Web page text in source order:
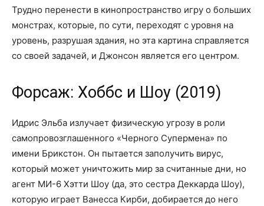
Трудно перенести в кинопространство игру о больших
монстрах, которые, по сути, переходят с уровня на
уровень, разрушая здания, но эта картина справляется
со своей задачей, и Джонсон является его центром.
Форсаж: Хоббс и Шоу (2019)
Идрис Эльба излучает физическую угрозу в роли
самопровозглашенного «Черного Супермена» по
имени Брикстон. Он пытается заполучить вирус,
который может уничтожить мир за считанные дни, но
агент МИ-6 Хэтти Шоу (да, это сестра Деккарда Шоу),
которую играет Ванесса Кирби, добирается до него